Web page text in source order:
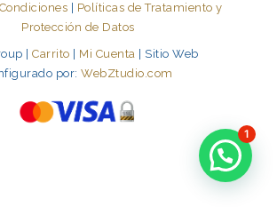
Políticas de Tratamiento y
Protección de Datos
|Carrito Mi Cuenta | Sitio Web
por: WebZtudio.com
1